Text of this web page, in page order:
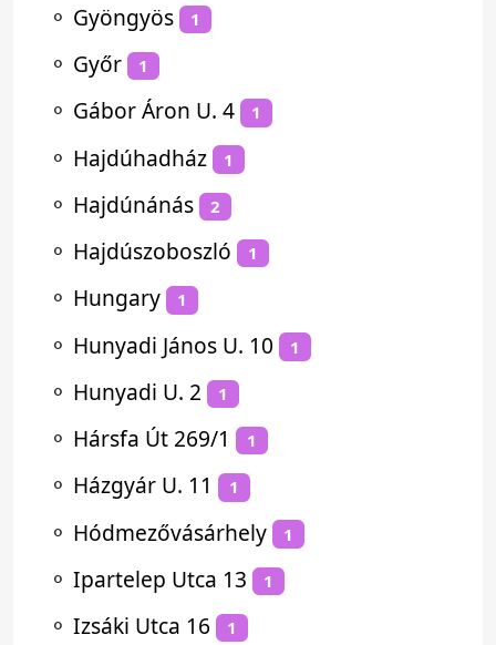
⚬ Gyöngyös 1
⚬ Győr 1
⚬ Gábor Áron U. 4 1
⚬ Hajdúhadház 1
⚬ Hajdúnánás 2
⚬ Hajdúszoboszló 1
⚬ Hungary 1
⚬ Hunyadi János U. 10 1
⚬ Hunyadi U. 2 1
⚬ Hársfa Út 269/1 1
⚬ Házgyár U. 11 1
⚬ Hódmezővásárhely 1
⚬ Ipartelep Utca 13 1
⚬ Izsáki Utca 16 1